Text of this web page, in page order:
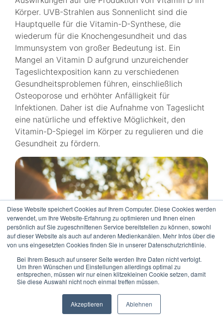
Diese Website speichert Cookies auf Ihrem Computer. Diese Cookies werden
verwendet, um Ihre Website-Erfahrung zu optimieren und Ihnen einen
persönlich auf Sie zugeschnittenen Service bereitstellen zu können, sowohl
auf dieser Website als auch auf anderen Medienkanälen. Mehr Infos über die
von uns eingesetzten Cookies finden Sie in unserer Datenschutzrichtlinie.
Bei Ihrem Besuch auf unserer Seite werden Ihre Daten nicht verfolgt.
Um Ihren Wünschen und Einstellungen allerdings optimal zu
entsprechen, müssen wir nur einen klitzekleinen Cookie setzen, damit
Sie diese Auswahl nicht noch einmal treffen müssen.
Akzeptieren Ablehnen
Körper. UVB-Strahlen aus Sonnenlicht sind die
Hauptquelle für die Vitamin-D-Synthese, die
wiederum für die Knochengesundheit und das
Immunsystem von großer Bedeutung ist. Ein
Mangel an Vitamin D aufgrund unzureichender
Tageslichtexposition kann zu verschiedenen
Gesundheitsproblemen führen, einschließlich
Osteoporose und erhöhter Anfälligkeit für
Infektionen. Daher ist die Aufnahme von Tageslicht
eine natürliche und effektive Möglichkeit, den
Vitamin-D-Spiegel im Körper zu regulieren und die
Gesundheit zu fördern.
Die Bedeutung von Tageslicht
für die Gesundheit